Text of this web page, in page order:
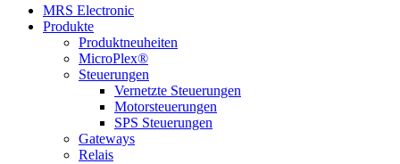
MRS Electronic
Produkte
Produktneuheiten
MicroPlex®
Steuerungen
Vernetzte Steuerungen
Motorsteuerungen
SPS Steuerungen
Gateways
Relais